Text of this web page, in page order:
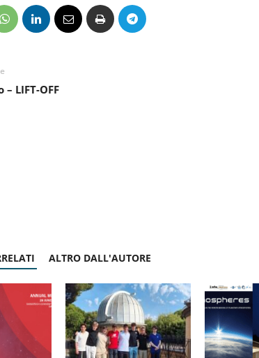
LIFT-OFF
ALTRO DALL'AUTORE